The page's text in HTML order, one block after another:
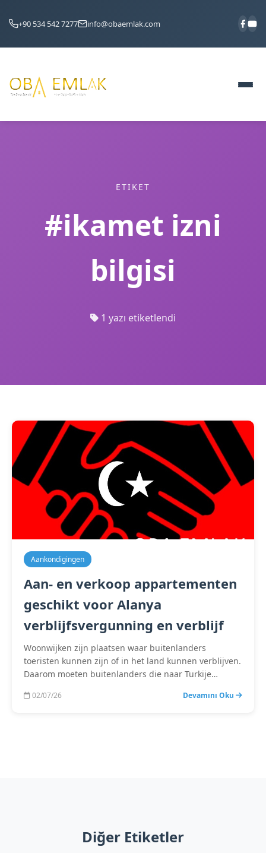
+90 534 542 7277 info@obaemlak.com
ETIKET
#ikamet izni
bilgisi
1 yazı etiketlendi
Aankondigingen
Aan- en verkoop appartementen
geschikt voor Alanya
verblijfsvergunning en verblijf
Woonwijken zijn plaatsen waar buitenlanders
toeristen kunnen zijn of in het land kunnen verblijven.
Daarom moeten buitenlanders die naar Turkije…
02/07/26 Devamını Oku
Diğer Etiketler